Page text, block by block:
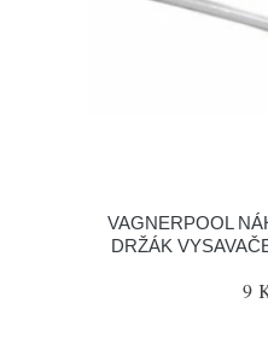
VAGNERPOOL
DRŽÁK
9